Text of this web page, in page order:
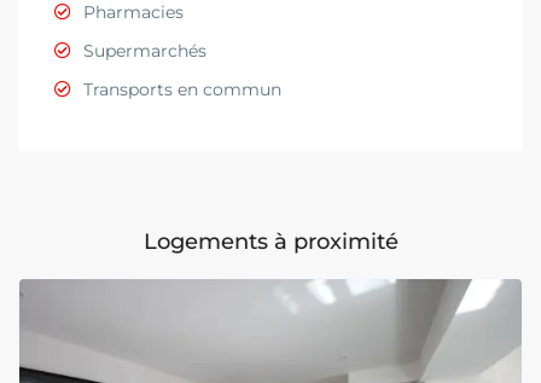
Pharmacies
Supermarchés
Transports en commun
Logements à proximité